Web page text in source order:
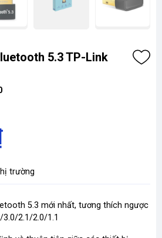
5.3 TP-Link
trường
5.3 mới nhất, tương thích ngược
2.1/2.0/1.1